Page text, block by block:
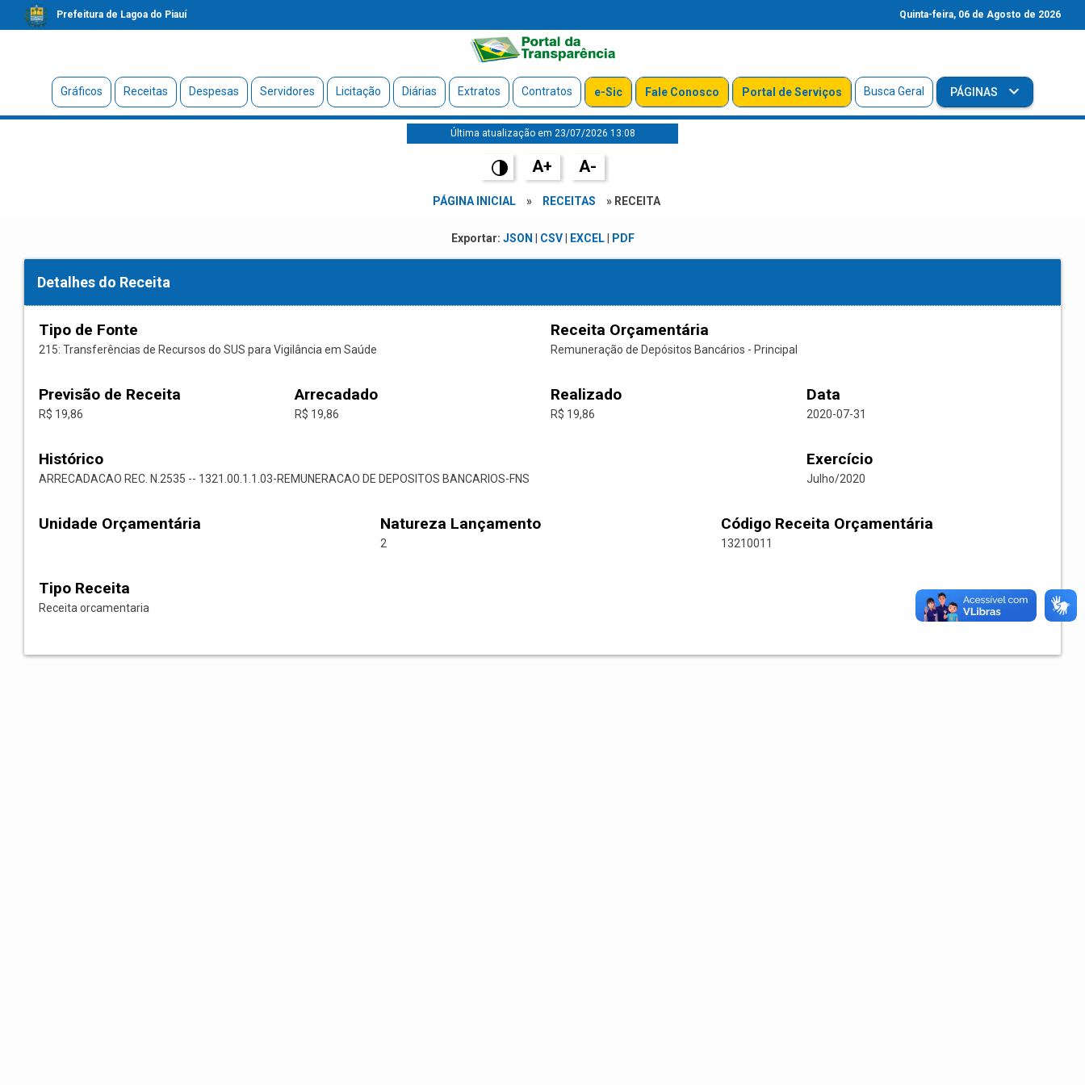
Prefeitura de Lagoa do Piauí Quinta-feira, 06 de Agosto de 2026
Gráficos Receitas Despesas Servidores Licitação Diárias Extratos Contratos e-Sic Fale Conosco Portal de Serviços Busca Geral PÁGINAS
Última atualização em 23/07/2026 13:08
A+ A-
PÁGINA INICIAL » RECEITAS » RECEITA
Exportar: JSON CSV| EXCEL| PDF
Detalhes do Receita
Tipo de Fonte
215: Transferências de Recursos do SUS para Vigilância em Saúde
Receita Orçamentária
Remuneração de Depósitos Bancários - Principal
Previsão de Receita
R$ 19,86
Arrecadado
R$ 19,86
Realizado
R$ 19,86
Data
2020-07-31
Histórico
ARRECADACAO REC. N.2535 -- 1321.00.1.1.03-REMUNERACAO DE DEPOSITOS BANCARIOS-FNS
Exercício
Julho/2020
Unidade Orçamentária Natureza Lançamento
2
Código Receita Orçamentária
13210011
Tipo Receita
Receita orcamentaria